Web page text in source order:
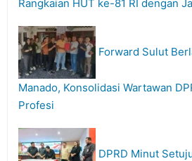
Rangkaian HUT ke-81 RI dengan
Forward Sulut
Manado, Konsolidasi Wartawan
Profesi
DPRD Minut